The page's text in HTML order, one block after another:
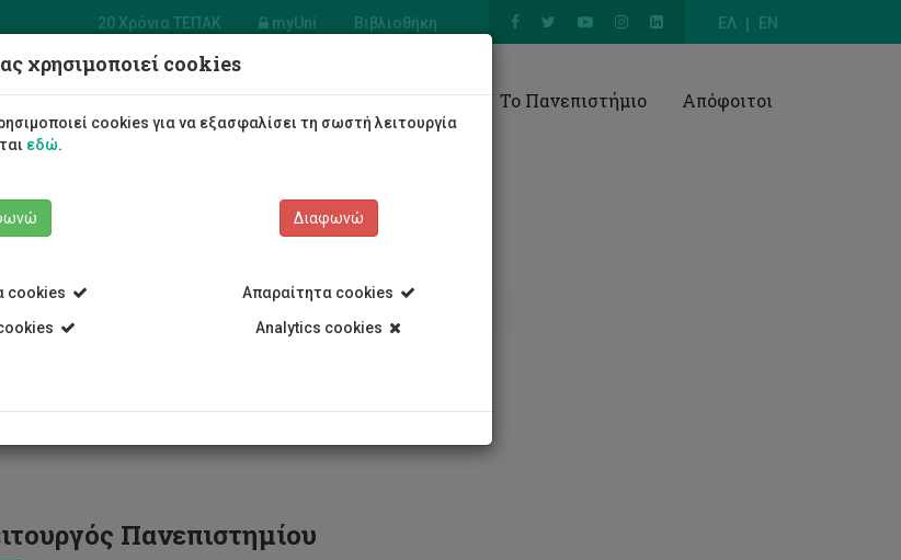
ΕΛ EN
20 Χρόνια ΤΕΠΑΚ myUni Βιβλιοθήκη
Φοιτητές/τριες Σπουδές Έρευνα Το Πανεπιστήμιο Απόφοιτοι
Πανεπιστημίου
χρησιμοποιεί cookies
cookies για να εξασφαλίσει τη σωστή λειτουργία
εδώ.
cookies
Διαφωνώ
Απαραίτητα cookies
Analytics cookies